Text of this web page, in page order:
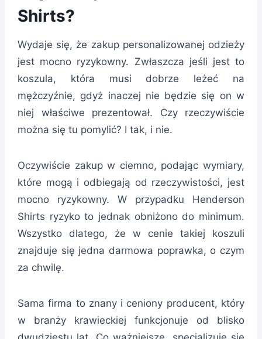
Shirts?
Wydaje się, że zakup personalizowanej odzieży
jest mocno ryzykowny. Zwłaszcza jeśli jest to
koszula, która musi dobrze leżeć na
mężczyźnie, gdyż inaczej nie będzie się on w
niej właściwe prezentował. Czy rzeczywiście
można się tu pomylić? I tak, i nie.
Oczywiście zakup w ciemno, podając wymiary,
które mogą i odbiegają od rzeczywistości, jest
mocno ryzykowny. W przypadku Henderson
Shirts ryzyko to jednak obniżono do minimum.
Wszystko dlatego, że w cenie takiej koszuli
znajduje się jedna darmowa poprawka, o czym
za chwilę.
Sama firma to znany i ceniony producent, który
w branży krawieckiej funkcjonuje od blisko